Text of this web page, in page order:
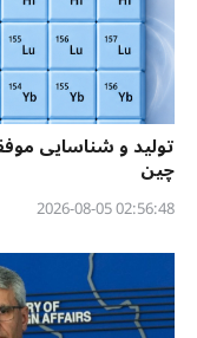
تولید و شناسایی
چین
02:56:48 2026-08-05